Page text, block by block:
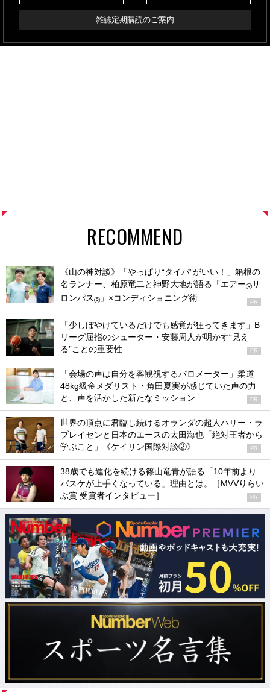
雑誌定期購読のご案内
RECOMMEND
《山の神対談》「やっぱり“タイパ”がいい！」箱根の
名ランナー、柏原竜二と神野大地が語る「エアー®サ
ロンパス® 」×コンディショニング術 PR
「少しぼやけているだけでも感覚が狂ってきます」B
リーグ屈指のシューター・安藤周人が明かす“見え
る”ことの重要性
PR
「会場の声は自分を客観視するバロメーター」柔道
48kg級金メダリスト・角田夏実が感じていた声の力
と、声を活かした新たなミッション
PR
世界の頂点に君臨し続けるオランダの超人ハリー・ラ
ブレイセンと日本のエースの太田海也「絶対王者から
学ぶこと」《ケイリン国際対談②》
PR
38歳でも進化を続ける篠山竜青が語る「10年前より
バスケが上手くなっている」理由とは。［MVVりらい
ぶ賞 受賞者インタビュー］
PR